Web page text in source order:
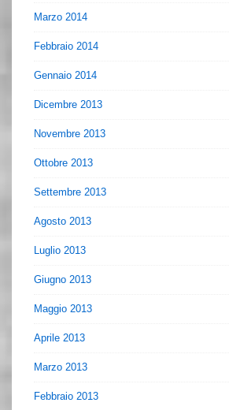
Marzo 2014
Febbraio 2014
Gennaio 2014
Dicembre 2013
Novembre 2013
Ottobre 2013
Settembre 2013
Agosto 2013
Luglio 2013
Giugno 2013
Maggio 2013
Aprile 2013
Marzo 2013
Febbraio 2013